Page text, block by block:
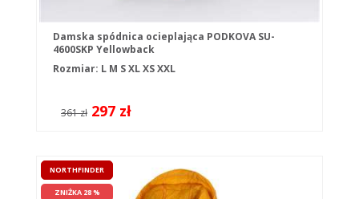
Damska spódnica ocieplająca PODKOVA SU-
4600SKP Yellowback
Rozmiar: L M SXLXSXXL
361 zł 297 zł
NORTHFINDER
ZNIŻKA 28 %